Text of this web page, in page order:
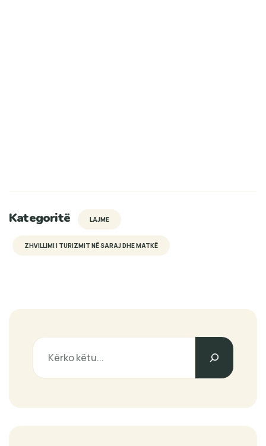
Kategoritë LAJME
ZHVILLIMI I TURIZMIT NË SARAJ DHE MATKË
Search